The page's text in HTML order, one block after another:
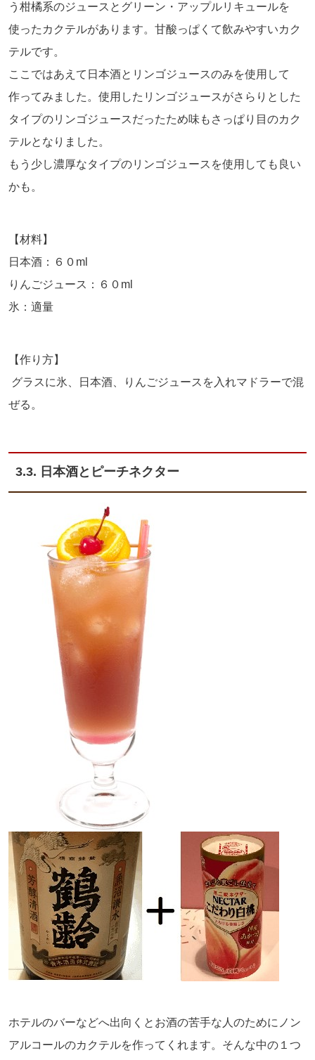
う柑橘系のジュースとグリーン・アップルリキュールを
使ったカクテルがあります。甘酸っぱくて飲みやすいカク
テルです。
ここではあえて日本酒とリンゴジュースのみを使用して
作ってみました。使用したリンゴジュースがさらりとした
タイプのリンゴジュースだったため味もさっぱり目のカク
テルとなりました。
もう少し濃厚なタイプのリンゴジュースを使用しても良い
かも。
【材料】
日本酒：６０ml
りんごジュース：６０ml
氷：適量
【作り方】
グラスに氷、日本酒、りんごジュースを入れマドラーで混
ぜる。
3.3. 日本酒とピーチネクター
ホテルのバーなどへ出向くとお酒の苦手な人のためにノン
アルコールのカクテルを作ってくれます。そんな中の１つ